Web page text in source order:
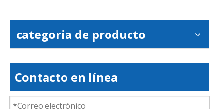
categoria de producto
Contacto en línea